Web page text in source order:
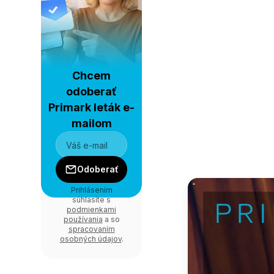
Chcem
odoberať
Primark leták e-
mailom
Odoberať
Prihlásením
súhlasíte s
podmienkami
používania a so
spracovaním
osobných údajov.